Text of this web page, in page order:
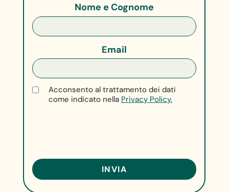
Nome e Cognome
Email
Acconsento al trattamento dei dati
come indicato nella Privacy Policy.